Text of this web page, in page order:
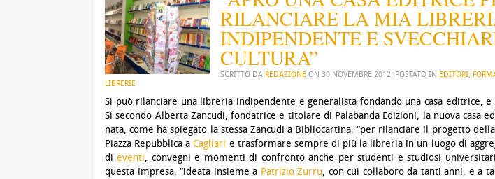
RILANCIARE LA MIA
INDIPENDENTE E
CULTURA”
SCRITTO DA REDAZIONE ON 30 NOVEMBRE 2012. POSTATO IN EDITORI,
LIBRERIE
Si può rilanciare una libreria indipendente e generalista fondando una casa editrice,
Sì secondo Alberta Zancudi, fondatrice e titolare di Palabanda Edizioni, la nuova casa
nata, come ha spiegato la stessa Zancudi a Bibliocartina, “per rilanciare il progetto
Piazza Repubblica a Cagliari e trasformare sempre di più la libreria in un luogo di
dieventi, convegni e momenti di confronto anche per studenti e studiosi
questa impresa, “ideata insieme a Patrizio Zurru, con cui collaboro da tanti anni, e a